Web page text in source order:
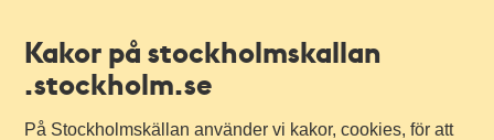
Kakor på stockholmskallan
.stockholm.se
På Stockholmskällan använder vi kakor, cookies, för att